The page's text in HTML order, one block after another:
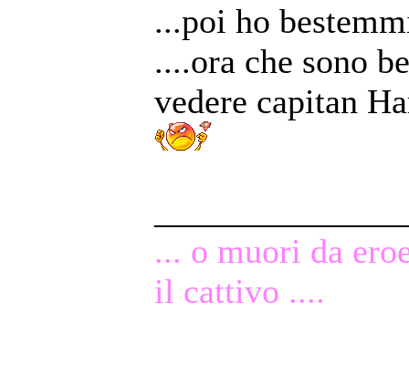
...poi ho
....ora che sono
vedere capitan
... o muori da
il cattivo ....